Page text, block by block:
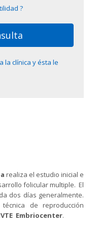
?
la clínica y ésta le
realiza el estudio inicial e
folicular multiple. El
dos días generalmente.
de reproducción
Embriocenter.